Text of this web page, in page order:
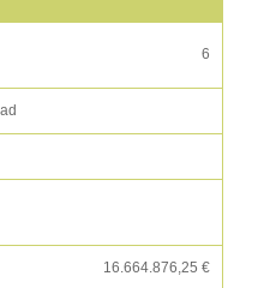
6
16.664.876,25 €